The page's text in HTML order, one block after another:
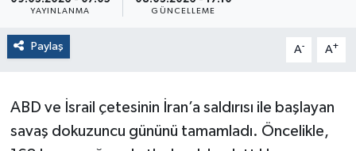
YAYINLANMA GÜNCELLEME
Paylaş A- A+
ABD ve İsrail çetesinin İran’a saldırısı ile başlayan
savaş dokuzuncu gününü tamamladı. Öncelikle,